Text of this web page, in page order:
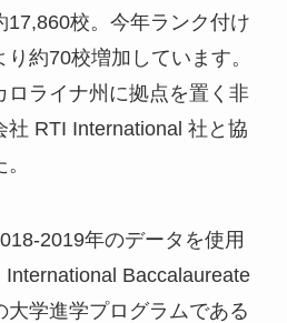
17,860校。今年ランク付け
約70校増加しています。
ロライナ州に拠点を置く非
社 RTI International 社と協
2019年のデータを使用
International Baccalaureate
大学進学プログラムである